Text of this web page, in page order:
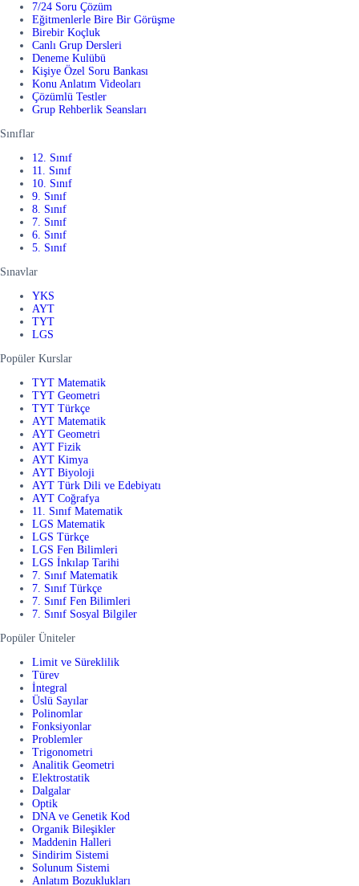
7/24 Soru Çözüm
Eğitmenlerle Bire Bir Görüşme
Birebir Koçluk
Canlı Grup Dersleri
Deneme Kulübü
Kişiye Özel Soru Bankası
Konu Anlatım Videoları
Çözümlü Testler
Grup Rehberlik Seansları
Sınıflar
12. Sınıf
11. Sınıf
10. Sınıf
9. Sınıf
8. Sınıf
7. Sınıf
6. Sınıf
5. Sınıf
Sınavlar
YKS
AYT
TYT
LGS
Popüler Kurslar
TYT Matematik
TYT Geometri
TYT Türkçe
AYT Matematik
AYT Geometri
AYT Fizik
AYT Kimya
AYT Biyoloji
AYT Türk Dili ve Edebiyatı
AYT Coğrafya
11. Sınıf Matematik
LGS Matematik
LGS Türkçe
LGS Fen Bilimleri
LGS İnkılap Tarihi
7. Sınıf Matematik
7. Sınıf Türkçe
7. Sınıf Fen Bilimleri
7. Sınıf Sosyal Bilgiler
Popüler Üniteler
Limit ve Süreklilik
Türev
İntegral
Üslü Sayılar
Polinomlar
Fonksiyonlar
Problemler
Trigonometri
Analitik Geometri
Elektrostatik
Dalgalar
Optik
DNA ve Genetik Kod
Organik Bileşikler
Maddenin Halleri
Sindirim Sistemi
Solunum Sistemi
Anlatım Bozuklukları